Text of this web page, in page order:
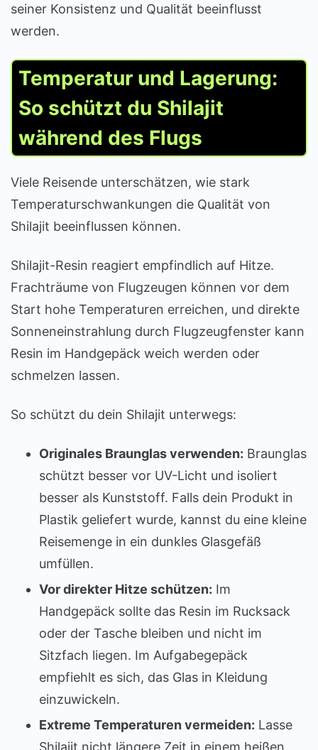
seiner Konsistenz und Qualität beeinflusst
werden.
Temperatur und Lagerung:
So schützt du Shilajit
während des Flugs
Viele Reisende unterschätzen, wie stark
Temperaturschwankungen die Qualität von
Shilajit beeinflussen können.
Shilajit-Resin reagiert empfindlich auf Hitze.
Frachträume von Flugzeugen können vor dem
Start hohe Temperaturen erreichen, und direkte
Sonneneinstrahlung durch Flugzeugfenster kann
Resin im Handgepäck weich werden oder
schmelzen lassen.
So schützt du dein Shilajit unterwegs:
Originales Braunglas verwenden: Braunglas
schützt besser vor UV-Licht und isoliert
besser als Kunststoff. Falls dein Produkt in
Plastik geliefert wurde, kannst du eine kleine
Reisemenge in ein dunkles Glasgefäß
umfüllen.
Vor direkter Hitze schützen: Im
Handgepäck sollte das Resin im Rucksack
oder der Tasche bleiben und nicht im
Sitzfach liegen. Im Aufgabegepäck
empfiehlt es sich, das Glas in Kleidung
einzuwickeln.
Extreme Temperaturen vermeiden: Lasse
Shilajit nicht längere Zeit in einem heißen